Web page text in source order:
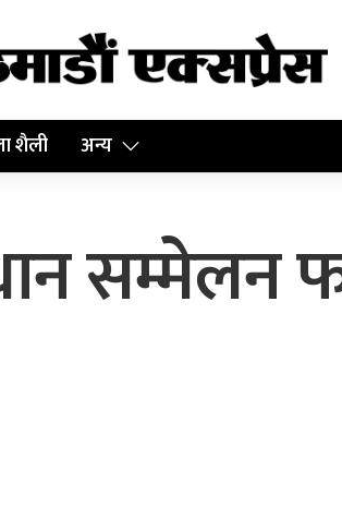
शैली अन्य
सम्मेलन